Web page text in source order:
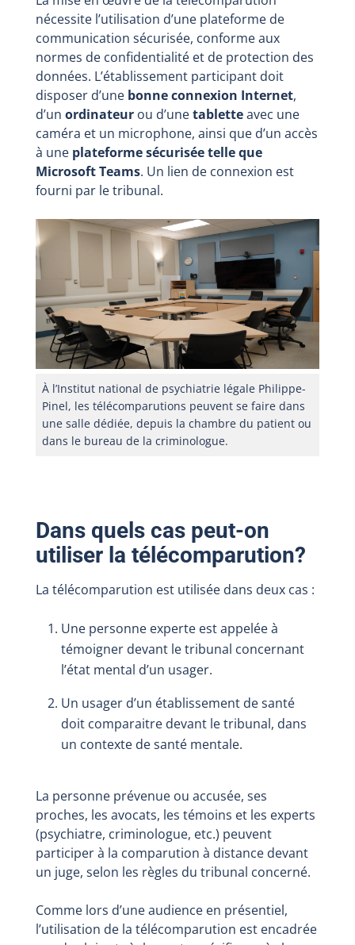
nécessite l’utilisation d’une plateforme de
communication sécurisée, conforme aux
normes de confidentialité et de protection des
données. L’établissement participant doit
disposer d’une bonne connexion Internet,
d’un ordinateurou d’unetabletteavec une
caméra et un microphone, ainsi que d’un accès
à une plateforme sécurisée telle que
Microsoft Teams. Un lien de connexion est
fourni par le tribunal.
À l’Institut national de psychiatrie légale Philippe-
Pinel, les télécomparutions peuvent se faire dans
une salle dédiée, depuis la chambre du patient ou
dans le bureau de la criminologue.
Dans quels cas peut-on
utiliser la télécomparution?
La télécomparution est utilisée dans deux cas :
Une personne experte est appelée à
témoigner devant le tribunal concernant
l’état mental d’un usager.
Un usager d’un établissement de santé
doit comparaitre devant le tribunal, dans
un contexte de santé mentale.
La personne prévenue ou accusée, ses
proches, les avocats, les témoins et les experts
(psychiatre, criminologue, etc.) peuvent
participer à la comparution à distance devant
un juge, selon les règles du tribunal concerné.
Comme lors d’une audience en présentiel,
l’utilisation de la télécomparution est encadrée